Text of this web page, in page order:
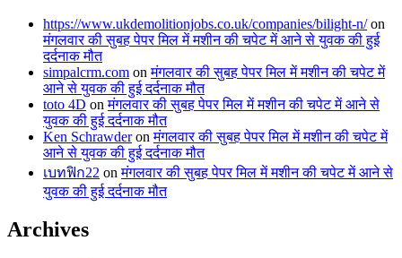
https://www.ukdemolitionjobs.co.uk/companies/bilight-n/on
मंगलवार की सुबह पेपर मिल में मशीन की चपेट में आने से युवक की हुई
दर्दनाक मौत
simpalcrm.com onमंगलवार की सुबह पेपर मिल में मशीन की चपेट में
आने से युवक की हुई दर्दनाक मौत
toto 4D onमंगलवार की सुबह पेपर मिल में मशीन की चपेट में आने से
युवक की हुई दर्दनाक मौत
Ken Schrawderonमंगलवार की सुबह पेपर मिल में मशीन की चपेट में
आने से युवक की हुई दर्दनाक मौत
เบทฟิก22 onमंगलवार की सुबह पेपर मिल में मशीन की चपेट में आने से
युवक की हुई दर्दनाक मौत
Archives